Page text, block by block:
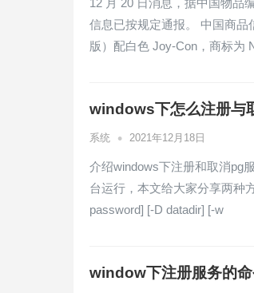
12 月 20 日消息，据中国物品
信息已按规定通报。 中国商品
版）配白色 Joy-Con，商标为
windows下怎么注册与
系统 • 2021年12月18日
介绍windows下注册和取消pg
台运行，本文给大家分享两种
password] [-D datadir] [-w
window下注册服务的